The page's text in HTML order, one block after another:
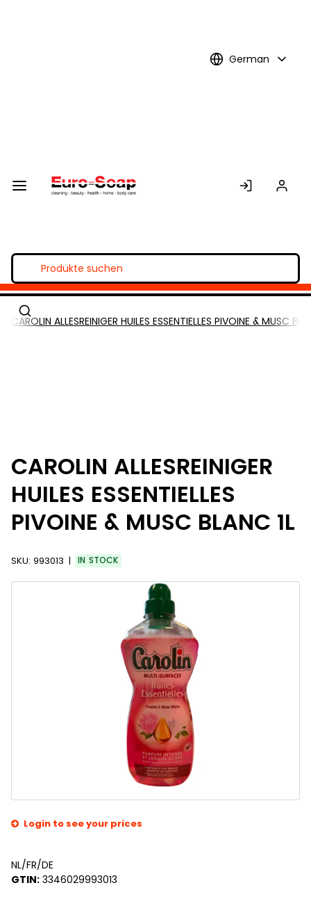
German
CAROLIN ALLESREINIGER HUILES ESSENTIELLES PIVOINE & MUSC
CAROLIN ALLESREINIGER
HUILES ESSENTIELLES
PIVOINE & MUSC BLANC 1L
SKU: 993013 IN STOCK
Login to see your prices
NL/FR/DE
GTIN: 3346029993013